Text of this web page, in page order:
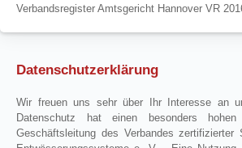
Verbandsregister Amtsgericht Hannover VR
Datenschutzerklärung
Wir freuen uns sehr über Ihr Interesse an
Datenschutz hat einen besonders
Geschäftsleitung des Verbandes zertifizierter